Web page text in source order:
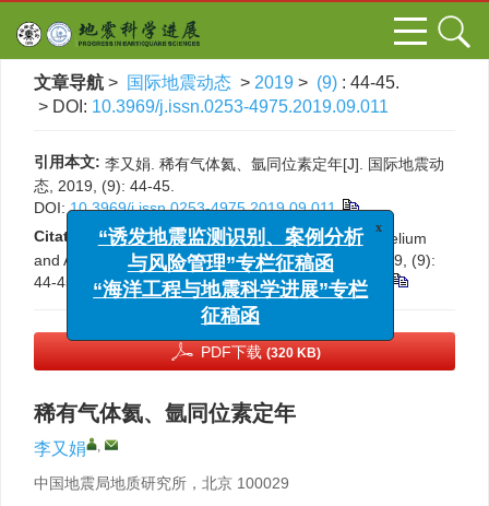
文章导航 > 国际地震动态 > 2019 > (9) : 44-45.
> DOI: 10.3969/j.issn.0253-4975.2019.09.011
引用本文: 李又娟. 稀有气体氦、氩同位素定年[J]. 国际地震动
态, 2019, (9): 44-45.
DOI:10.3969/j.issn.0253-4975.2019.09.011
Citation:
Youjuan Li. Noble gas isotopic dating of Helium
and Argon[J].
Progress in Earthquake Sciences
, 2019, (9):
44-45.
DOI:10.3969/j.issn.0253-4975.2019.09.011
PDF下载 (320 KB)
稀有气体氦、氩同位素定年
李又娟 ,
中国地震局地质研究所，北京 100029
x
“诱发地震监测识别、案例分析
与风险管理”专栏征稿函
“海洋工程与地震科学进展”专栏
征稿函